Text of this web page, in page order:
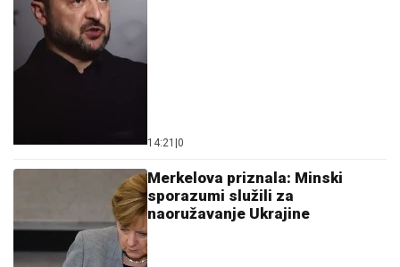
14:21 |0
Merkelova priznala: Minski
sporazumi služili za
naoružavanje Ukrajine